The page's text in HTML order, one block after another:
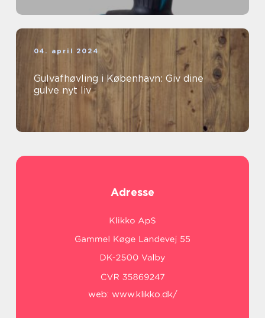
04. april 2024
Gulvafhøvling i København: Giv dine
gulve nyt liv
Adresse
web: www.klikko.dk/